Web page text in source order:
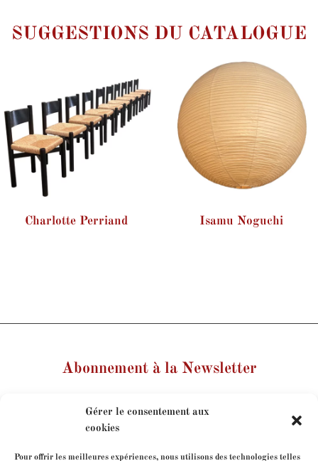
Gérer le consentement aux
cookies
Pour offrir les meilleures expériences, nous utilisons des technologies telles
SUGGESTIONS DU CATALOGUE
Charlotte Perriand Isamu Noguchi
Abonnement à la Newsletter